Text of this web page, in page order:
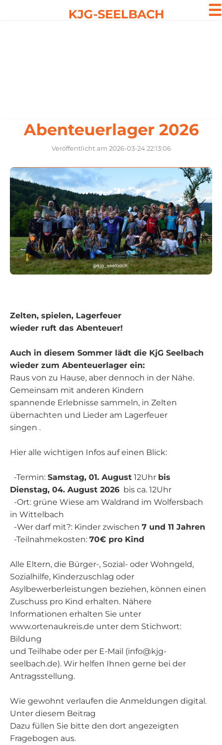
KJG-SEELBACH ☰
Abenteuerlager 2026
Veröffentlicht am 2026-03-24 22:13:06
Zelten, spielen, Lagerfeuer
wieder ruft das Abenteuer!
Auch in diesem Sommer lädt die KjG Seelbach
wieder zum Abenteuerlager ein:
Raus von zu Hause, aber dennoch in der Nähe.
Gemeinsam mit anderen Kindern
spannende Erlebnisse sammeln, in Zelten
übernachten und Lieder am Lagerfeuer
singen .
Hier alle wichtigen Infos auf einen Blick:
-Termin: Samstag, 01. August 12Uhr bis
Dienstag, 04. August 2026 bis ca. 12Uhr
-Ort: grüne Wiese am Waldrand im Wolfersbach
in Wittelbach
-Wer darf mit?: Kinder zwischen 7 und 11 Jahren
-Teilnahmekosten: 70€ pro Kind
Alle Eltern, die Bürger-, Sozial- oder Wohngeld,
Sozialhilfe, Kinderzuschlag oder
Asylbewerberleistungen beziehen, können einen
Zuschuss pro Kind erhalten. Nähere
Informationen erhalten Sie unter
www.ortenaukreis.de unter dem Stichwort:
Bildung
und Teilhabe oder per E-Mail (info@kjg-
seelbach.de). Wir helfen Ihnen gerne bei der
Antragsstellung.
Wie gewohnt verlaufen die Anmeldungen digital.
Unter diesem Beitrag
Dazu füllen Sie bitte den dort angezeigten
Fragebogen aus.